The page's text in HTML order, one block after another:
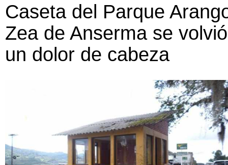
Caseta del Parque
Zea de Anserma se volvió
un dolor de cabeza